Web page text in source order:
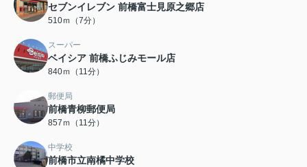
セブンイレブン 前橋富士見原之郷店
510ｍ（7分）
スーパー
ベイシア 前橋ふじみモール店
840ｍ（11分）
郵便局
前橋青柳郵便局
857ｍ（11分）
中学校
前橋市立南橘中学校